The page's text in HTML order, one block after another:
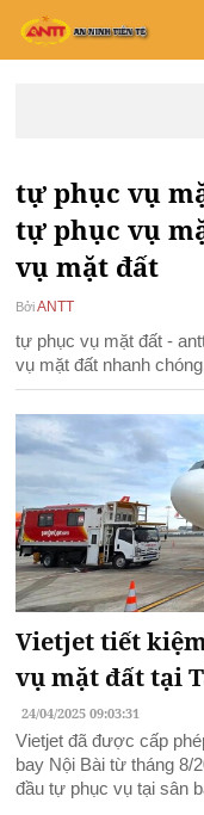
tự phục vụ
tự phục vụ
vụ mặt đất
Bởi ANTT
tự phục vụ mặt đất -
vụ mặt đất nhanh
Vietjet tiết
vụ mặt đất tại
24/04/2025 09:03:31
Vietjet đã được cấp
bay Nội Bài từ tháng 8/
đầu tự phục vụ tại sân